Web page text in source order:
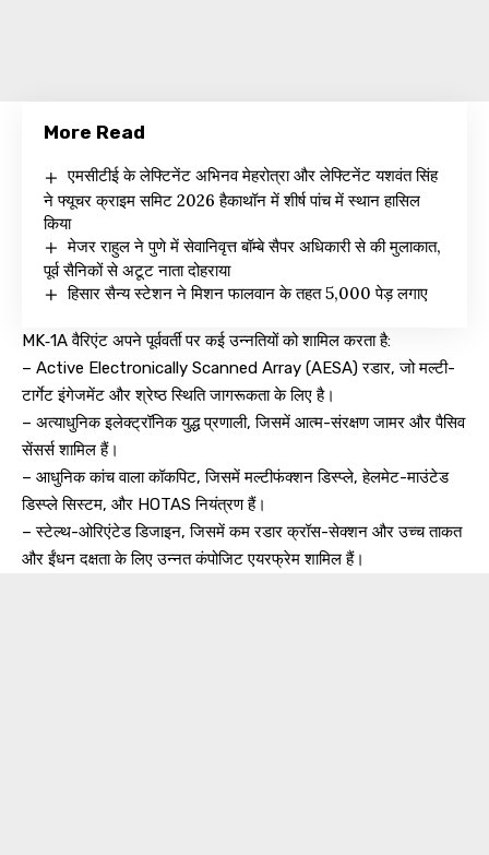
More Read
एमसीटीई के लेफ्टिनेंट अभिनव मेहरोत्रा और लेफ्टिनेंट यशवंत सिंह
ने फ्यूचर क्राइम समिट 2026 हैकाथॉन में शीर्ष पांच में स्थान हासिल
किया
मेजर राहुल ने पुणे में सेवानिवृत्त बॉम्बे सैपर अधिकारी से की मुलाकात,
पूर्व सैनिकों से अटूट नाता दोहराया
हिसार सैन्य स्टेशन ने मिशन फालवान के तहत 5,000 पेड़ लगाए
MK‑1A वैरिएंट अपने पूर्ववर्ती पर कई उन्नतियों को शामिल करता है:
– Active Electronically Scanned Array (AESA) रडार, जो मल्टी-
टार्गेट इंगेजमेंट और श्रेष्ठ स्थिति जागरूकता के लिए है।
– अत्याधुनिक इलेक्ट्रॉनिक युद्ध प्रणाली, जिसमें आत्म-संरक्षण जामर और पैसिव
सेंसर्स शामिल हैं।
– आधुनिक कांच वाला कॉकपिट, जिसमें मल्टीफंक्शन डिस्प्ले, हेलमेट-माउंटेड
डिस्प्ले सिस्टम, और HOTAS नियंत्रण हैं।
– स्टेल्थ-ओरिएंटेड डिजाइन, जिसमें कम रडार क्रॉस-सेक्शन और उच्च ताकत
और ईंधन दक्षता के लिए उन्नत कंपोजिट एयरफ्रेम शामिल हैं।